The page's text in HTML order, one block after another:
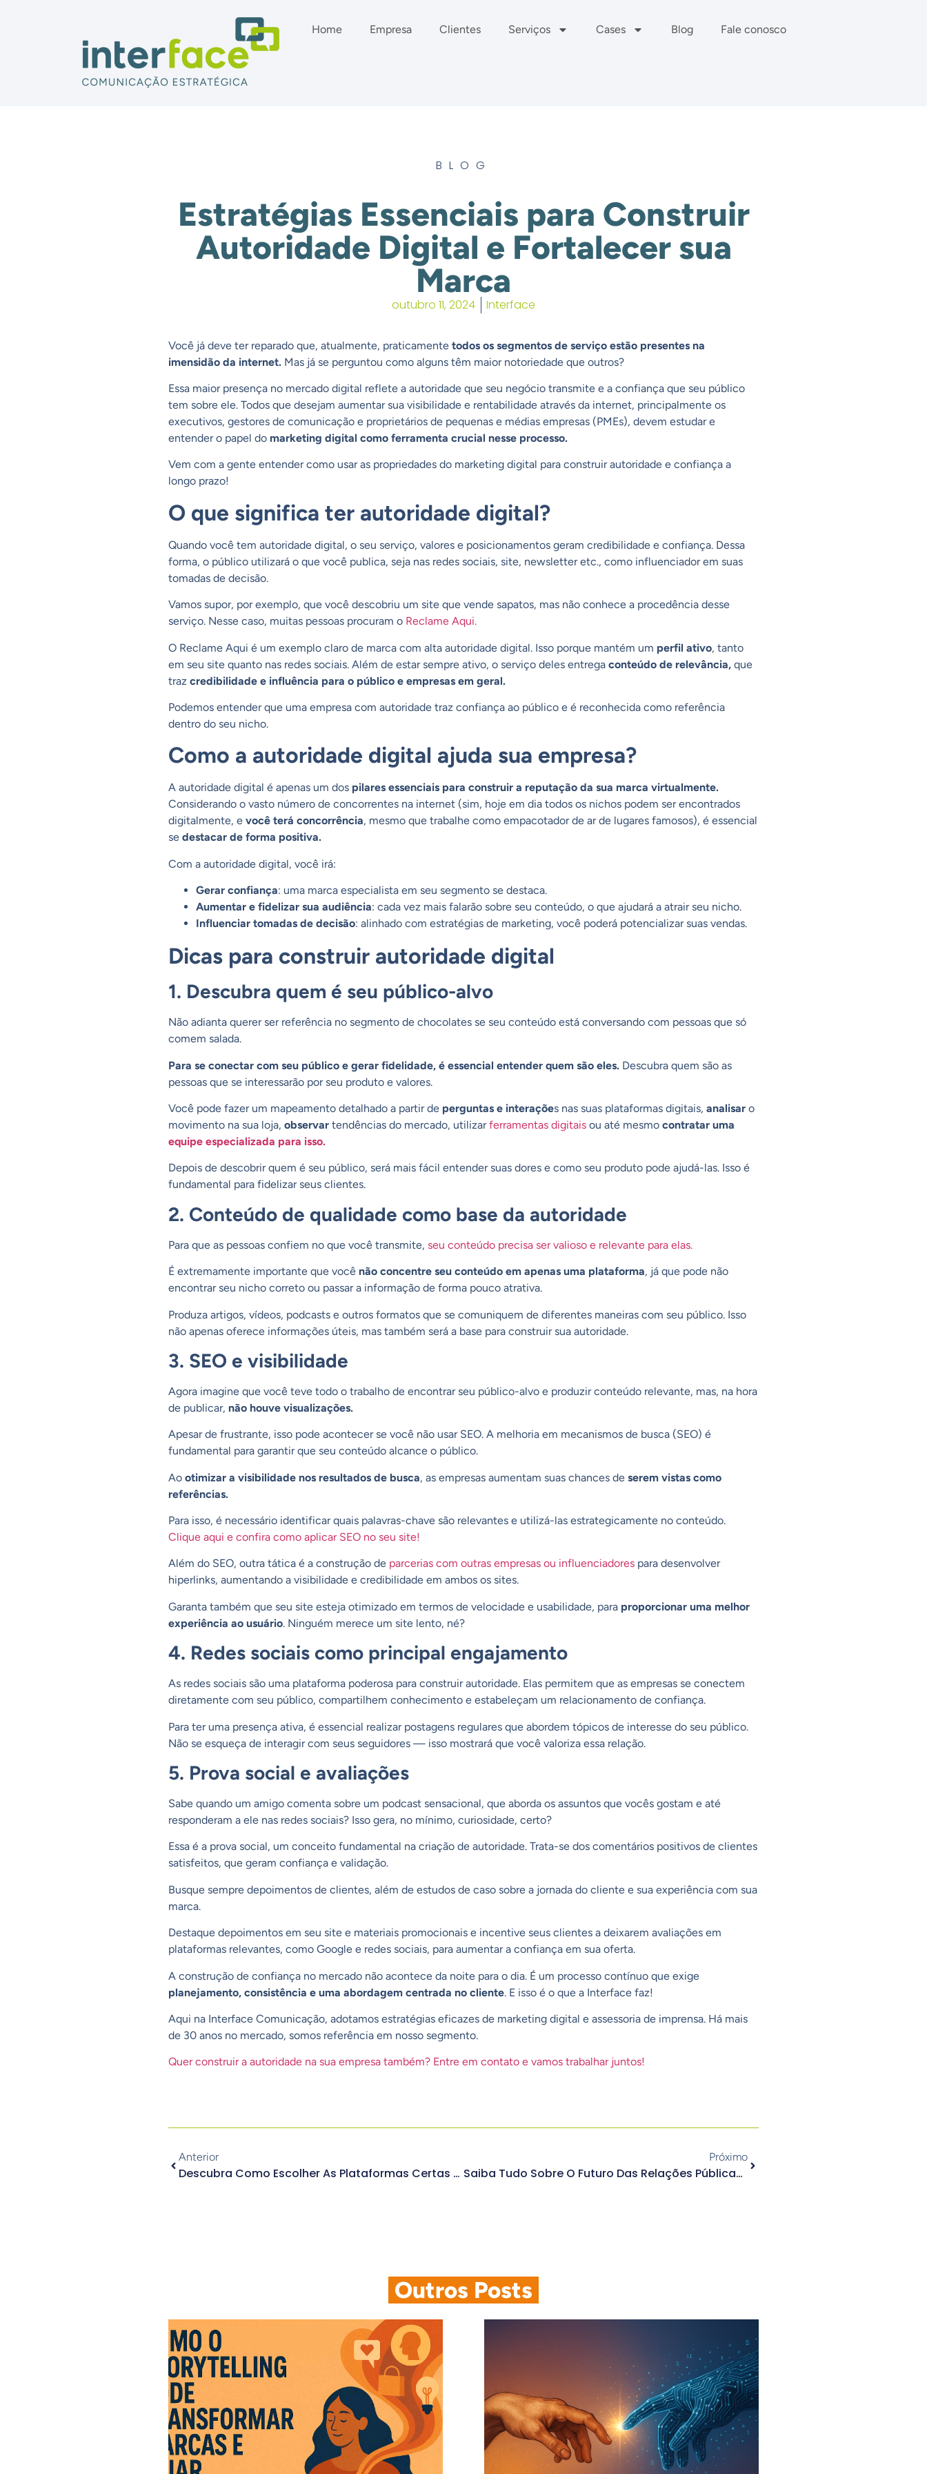
Home Empresa Clientes Serviços Cases Blog Fale conosco
BLOG
Estratégias Essenciais para Construir
Autoridade Digital e Fortalecer sua
Marca
outubro 11, 2024 Interface
Você já deve ter reparado que, atualmente, praticamente todos os segmentos de serviço estão presentes na
imensidão da internet. Mas já se perguntou como alguns têm maior notoriedade que outros?
Essa maior presença no mercado digital reflete a autoridade que seu negócio transmite e a confiança que seu público
tem sobre ele. Todos que desejam aumentar sua visibilidade e rentabilidade através da internet, principalmente os
executivos, gestores de comunicação e proprietários de pequenas e médias empresas (PMEs), devem estudar e
entender o papel do marketing digital como ferramenta crucial nesse processo.
Vem com a gente entender como usar as propriedades do marketing digital para construir autoridade e confiança a
longo prazo!
O que significa ter autoridade digital?
Quando você tem autoridade digital, o seu serviço, valores e posicionamentos geram credibilidade e confiança. Dessa
forma, o público utilizará o que você publica, seja nas redes sociais, site, newsletteretc., como influenciador em suas
tomadas de decisão.
Vamos supor, por exemplo, que você descobriu um site que vende sapatos, mas não conhece a procedência desse
serviço. Nesse caso, muitas pessoas procuram o Reclame Aqui.
O Reclame Aqui é um exemplo claro de marca com alta autoridade digital. Isso porque mantém um perfil ativo, tanto
em seu site quanto nas redes sociais. Além de estar sempre ativo, o serviço deles entrega conteúdo de relevância, que
traz credibilidade e influência para o público e empresas em geral.
Podemos entender que uma empresa com autoridade traz confiança ao público e é reconhecida como referência
dentro do seu nicho.
Como a autoridade digital ajuda sua empresa?
A autoridade digital é apenas um dos pilares essenciais para construir a reputação da sua marca virtualmente.
Considerando o vasto número de concorrentes na internet (sim, hoje em dia todos os nichos podem ser encontrados
digitalmente, e você terá concorrência, mesmo que trabalhe como empacotador de ar de lugares famosos), é essencial
se destacar de forma positiva.
Com a autoridade digital, você irá:
Gerar confiança: uma marca especialista em seu segmento se destaca.
Aumentar e fidelizar sua audiência: cada vez mais falarão sobre seu conteúdo, o que ajudará a atrair seu nicho.
Influenciar tomadas de decisão: alinhado com estratégias de marketing, você poderá potencializar suas vendas.
Dicas para construir autoridade digital
1. Descubra quem é seu público-alvo
Não adianta querer ser referência no segmento de chocolates se seu conteúdo está conversando com pessoas que só
comem salada.
Para se conectar com seu público e gerar fidelidade, é essencial entender quem são eles. Descubra quem são as
pessoas que se interessarão por seu produto e valores.
Você pode fazer um mapeamento detalhado a partir de perguntas e interações nas suas plataformas digitais, analisar o
movimento na sua loja, observar tendências do mercado, utilizarferramentas digitais ou até mesmo contratar uma
equipe especializada para isso.
Depois de descobrir quem é seu público, será mais fácil entender suas dores e como seu produto pode ajudá-las. Isso é
fundamental para fidelizar seus clientes.
2. Conteúdo de qualidade como base da autoridade
Para que as pessoas confiem no que você transmite, seu conteúdo precisa ser valioso e relevante para elas.
É extremamente importante que você não concentre seu conteúdo em apenas uma plataforma, já que pode não
encontrar seu nicho correto ou passar a informação de forma pouco atrativa.
Produza artigos, vídeos, podcasts e outros formatos que se comuniquem de diferentes maneiras com seu público. Isso
não apenas oferece informações úteis, mas também será a base para construir sua autoridade.
3. SEO e visibilidade
Agora imagine que você teve todo o trabalho de encontrar seu público-alvo e produzir conteúdo relevante, mas, na hora
de publicar, não houve visualizações.
Apesar de frustrante, isso pode acontecer se você não usar SEO. A melhoria em mecanismos de busca (SEO) é
fundamental para garantir que seu conteúdo alcance o público.
Ao otimizar a visibilidade nos resultados de busca, as empresas aumentam suas chances de serem vistas como
referências.
Para isso, é necessário identificar quais palavras-chave são relevantes e utilizá-las estrategicamente no conteúdo.
Clique aqui e confira como aplicar SEO no seu site!
Além do SEO, outra tática é a construção de parcerias com outras empresas ou influenciadores para desenvolver
hiperlinks, aumentando a visibilidade e credibilidade em ambos os sites.
Garanta também que seu site esteja otimizado em termos de velocidade e usabilidade, para proporcionar uma melhor
experiência ao usuário. Ninguém merece um site lento, né?
4. Redes sociais como principal engajamento
As redes sociais são uma plataforma poderosa para construir autoridade. Elas permitem que as empresas se conectem
diretamente com seu público, compartilhem conhecimento e estabeleçam um relacionamento de confiança.
Para ter uma presença ativa, é essencial realizar postagens regulares que abordem tópicos de interesse do seu público.
Não se esqueça de interagir com seus seguidores — isso mostrará que você valoriza essa relação.
5. Prova social e avaliações
Sabe quando um amigo comenta sobre um podcast sensacional, que aborda os assuntos que vocês gostam e até
responderam a ele nas redes sociais? Isso gera, no mínimo, curiosidade, certo?
Essa é a prova social, um conceito fundamental na criação de autoridade. Trata-se dos comentários positivos de clientes
satisfeitos, que geram confiança e validação.
Busque sempre depoimentos de clientes, além de estudos de caso sobre a jornada do cliente e sua experiência com sua
marca.
Destaque depoimentos em seu site e materiais promocionais e incentive seus clientes a deixarem avaliações em
plataformas relevantes, como Google e redes sociais, para aumentar a confiança em sua oferta.
A construção de confiança no mercado não acontece da noite para o dia. É um processo contínuo que exige
planejamento, consistência e uma abordagem centrada no cliente. E isso é o que a Interface faz!
Aqui na Interface Comunicação, adotamos estratégias eficazes de marketing digital e assessoria de imprensa. Há mais
de 30 anos no mercado, somos referência em nosso segmento.
Quer construir a autoridade na sua empresa também? Entre em contato e vamos trabalhar juntos!
Anterior
Descubra Como Escolher As Plataformas Certas Para O Seu Negócio
Próximo
Saiba Tudo Sobre O Futuro Das Relações Públicas E As Tendências Para Se Manter Atualizado
Outros Posts